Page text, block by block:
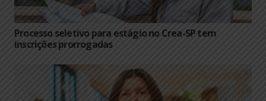
Processo seletivo para estágio no Crea-SP tem
inscrições prorrogadas